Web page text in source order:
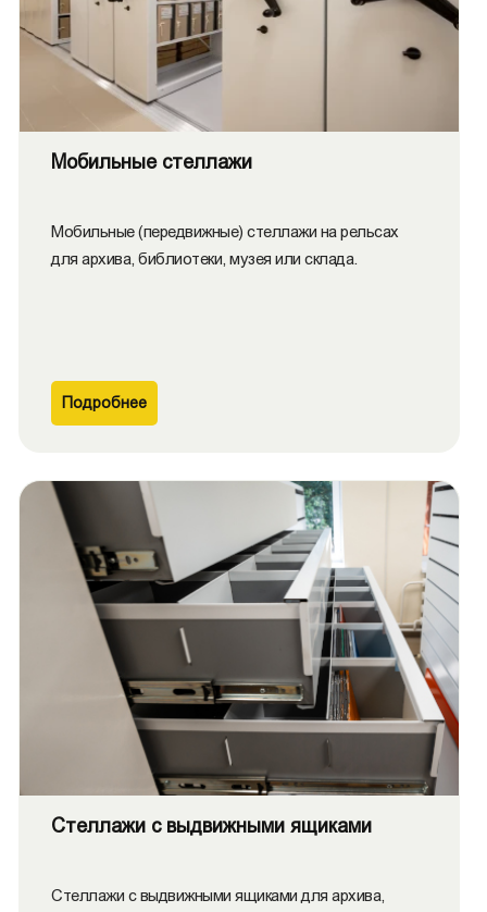
Мобильные стеллажи
Мобильные (передвижные) стеллажи на рельсах
для архива, библиотеки, музея или склада.
Подробнее
Стеллажи с выдвижными ящиками
Стеллажи с выдвижными ящиками для архива,